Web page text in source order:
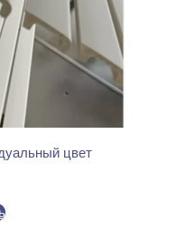
цвет